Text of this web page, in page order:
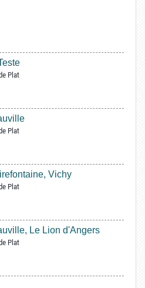
Plat
Plat
Vichy
Plat
Le Lion d'Angers
Plat